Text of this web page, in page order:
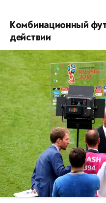
Комбинационный
действии